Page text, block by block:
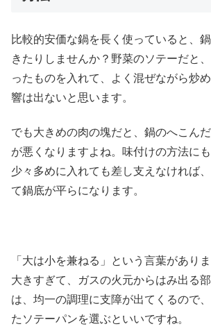
比較的安価な鍋を長く使っていると、
きたりしませんか？野菜のソテーだと
ったものを入れて、よく混ぜながら炒
響は出ないと思います。
でも大きめの肉の塊だと、鍋のへこん
が悪くなりますよね。味付けの方法に
少々多めに入れても差し支えなければ
て鍋底が平らになります。
「大は小を兼ねる」という言葉があり
大きすぎて、ガスの火元からはみ出る
は、均一の調理に支障が出てくるので
たソテーパンを選ぶといいですね。